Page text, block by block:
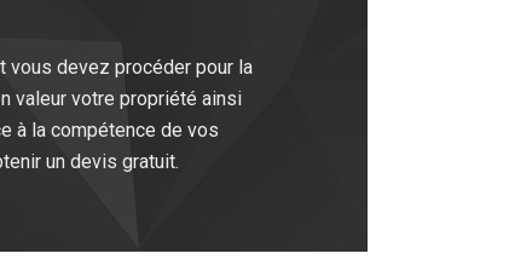
vous devez procéder pour la
valeur votre propriété ainsi
à la compétence de vos
un devis gratuit.